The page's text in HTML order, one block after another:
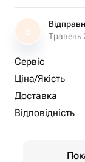
В
Травень
Сервіс
Ціна/Якість
Доставка
Відповідність